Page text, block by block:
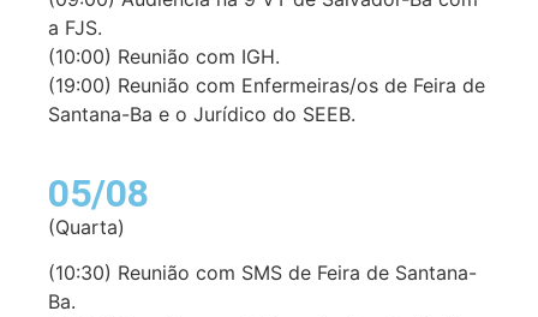
a FJS.
(10:00) Reunião com IGH.
(19:00) Reunião com Enfermeiras/os de Feira de
Santana-Ba e o Jurídico do SEEB.
05/08
(Quarta)
(10:30) Reunião com SMS de Feira de Santana-
Ba.